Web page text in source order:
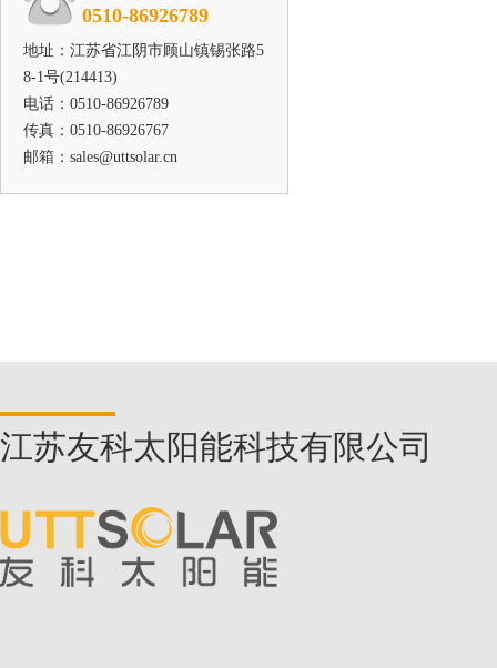
0510-86926789
地址：江苏省江阴市顾山镇锡张路5
8-1号(214413)
电话：0510-86926789
传真：0510-86926767
邮箱：sales@uttsolar.cn
江苏友科太阳能科技有限公司